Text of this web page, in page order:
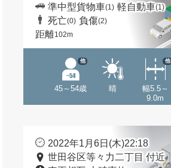
準中型貨物車(1) 軽自動車(1)
死亡(0) 負傷(2)
距離102m
45～54歳
他
晴
幅5.5～
9.0m
他
2022年1月6日(木)22:18
世田谷区等々力二丁目 付近